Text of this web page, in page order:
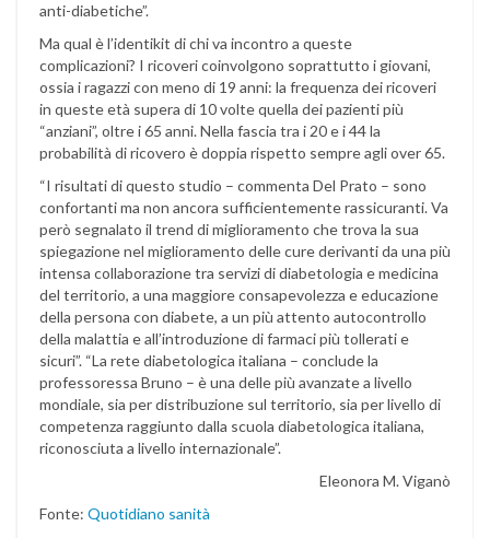
anti-diabetiche”.
Ma qual è l’identikit di chi va incontro a queste
complicazioni? I ricoveri coinvolgono soprattutto i giovani,
ossia i ragazzi con meno di 19 anni: la frequenza dei ricoveri
in queste età supera di 10 volte quella dei pazienti più
“anziani”, oltre i 65 anni. Nella fascia tra i 20 e i 44 la
probabilità di ricovero è doppia rispetto sempre agli over 65.
“I risultati di questo studio – commenta Del Prato – sono
confortanti ma non ancora sufficientemente rassicuranti. Va
però segnalato il trend di miglioramento che trova la sua
spiegazione nel miglioramento delle cure derivanti da una più
intensa collaborazione tra servizi di diabetologia e medicina
del territorio, a una maggiore consapevolezza e educazione
della persona con diabete, a un più attento autocontrollo
della malattia e all’introduzione di farmaci più tollerati e
sicuri”. “La rete diabetologica italiana – conclude la
professoressa Bruno – è una delle più avanzate a livello
mondiale, sia per distribuzione sul territorio, sia per livello di
competenza raggiunto dalla scuola diabetologica italiana,
riconosciuta a livello internazionale”.
Eleonora M. Viganò
Fonte: Quotidiano sanità